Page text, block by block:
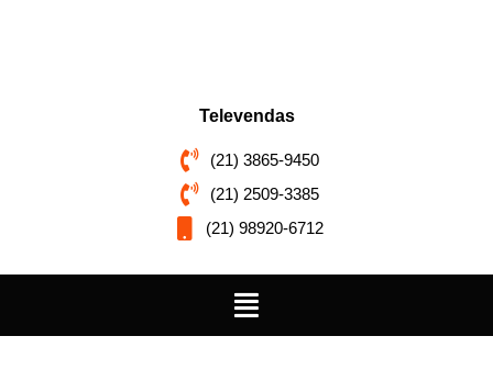
Televendas
(21) 3865-9450
(21) 2509-3385
(21) 98920-6712